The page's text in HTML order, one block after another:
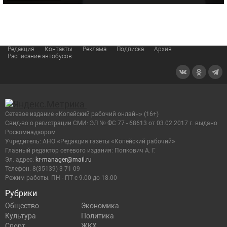
Редакция Контакты Реклама Подписка
Архив
Расписание автобусов
Рубрики
Общество
Экономика
Культура
Политика
Сетевое издание «Копейский рабочий онлайн» (16+)
Cвид-во о регистрации СМИ: ЭЛ № ФС 77 - 68613 от 03.02.2017 г. выдано
Роскомнадзором
Учредитель: АНО «Редакция газеты «Копейский рабочий»
Главный редактор сетевого издания: Попкович А. Г.
Эл. адрес: kr-manager@mail.ru
Телефон: 8(35139) 3-71-09
Режим работы: ПН - ПТ с 9:00 до 18:00